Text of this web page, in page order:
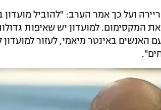
ועל כך אמר הערב: "להוביל מועדון
המקסימום. למועדון יש שאיפות
באינטר מיאמי, לעזור למועדון